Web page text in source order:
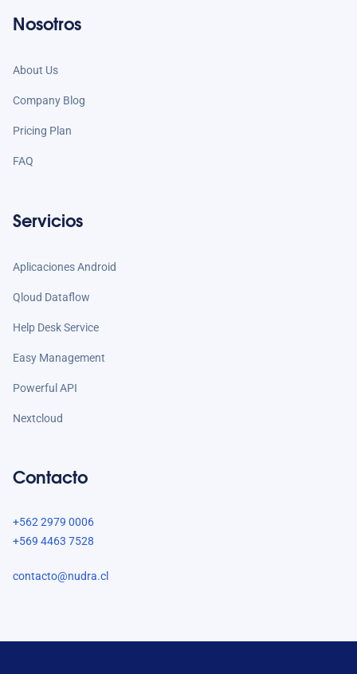
Nosotros
About Us
Company Blog
Pricing Plan
FAQ
Servicios
Aplicaciones Android
Qloud Dataflow
Help Desk Service
Easy Management
Powerful API
Nextcloud
Contacto
+562 2979 0006
+569 4463 7528
contacto@nudra.cl